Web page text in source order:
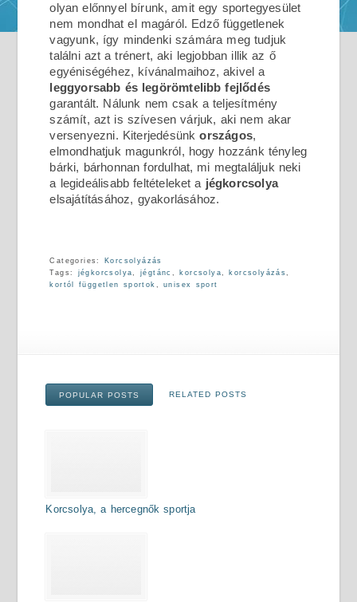
olyan előnnyel bírunk, amit egy sportegyesület
nem mondhat el magáról. Edző függetlenek
vagyunk, így mindenki számára meg tudjuk
találni azt a trénert, aki legjobban illik az ő
egyéniségéhez, kívánalmaihoz, akivel a
leggyorsabb és legörömtelibb fejlődés
garantált. Nálunk nem csak a teljesítmény
számít, azt is szívesen várjuk, aki nem akar
versenyezni. Kiterjedésünkországos,
elmondhatjuk magunkról, hogy hozzánk tényleg
bárki, bárhonnan fordulhat, mi megtaláljuk neki
a legideálisabb feltételeket a jégkorcsolya
elsajátításához, gyakorlásához.
Categories:
Korcsolyázás
Tags:
jégkorcsolya, jégtánc , korcsolya, korcsolyázás,
kortól független sportok ,unisex sport
POPULAR POSTS RELATED POSTS
Korcsolya, a hercegnők sportja